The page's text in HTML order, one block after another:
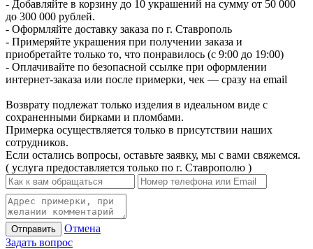
- Добавляйте в корзину до 10 украшений на сумму от 50 000
до 300 000 рублей.
- Оформляйте доставку заказа по г. Ставрополь
- Примеряйте украшения при получении заказа и
приобретайте только то, что понравилось (с 9:00 до 19:00)
- Оплачивайте по безопасной ссылке при оформлении
интернет-заказа или после примерки, чек — сразу на email
Возврату подлежат только изделия в идеальном виде с
сохраненными бирками и пломбами.
Примерка осуществляется только в присутствии наших
сотрудников.
Если остались вопросы, оставьте заявку, мы с вами свяжемся.
( услуга предоставляется только по г. Ставрополю )
Отправить
Отмена
Задать вопрос